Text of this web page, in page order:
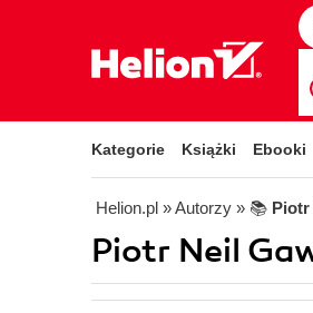
Kategorie Książki Ebooki
Helion.pl » Autorzy » 📚 Piotr
Piotr Neil